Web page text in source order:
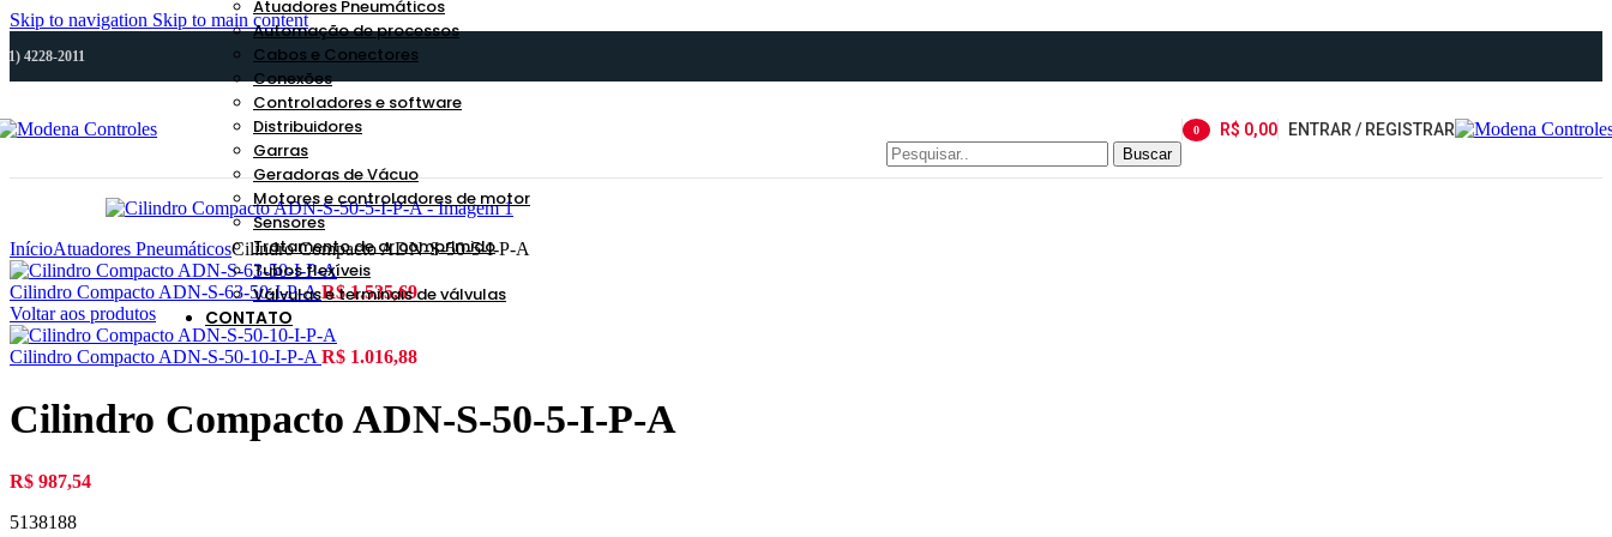
Skip to navigation Skip to main content
4228-2011
Atuadores Pneumáticos
Automação de processos
Cabos e Conectores
Conexões
Controladores e software
Distribuidores
Garras
Geradoras de Vácuo
Motores e controladores de motor
Sensores
Tratamento de ar comprimido
Tubos flexíveis
Válvulas e terminais de válvulas
CONTATO
Buscar
0
R$ 0,00 ENTRAR / REGISTRAR
InícioAtuadores PneumáticosCilindro Compacto ADN-S-50-5-I-P-A
Cilindro Compacto ADN-S-63-50-I-P-AR$1.535,69
Voltar aos produtos
Cilindro Compacto ADN-S-50-10-I-P-A R$ 1.016,88
Cilindro Compacto ADN-S-50-5-I-P-A
R$ 987,54
5138188